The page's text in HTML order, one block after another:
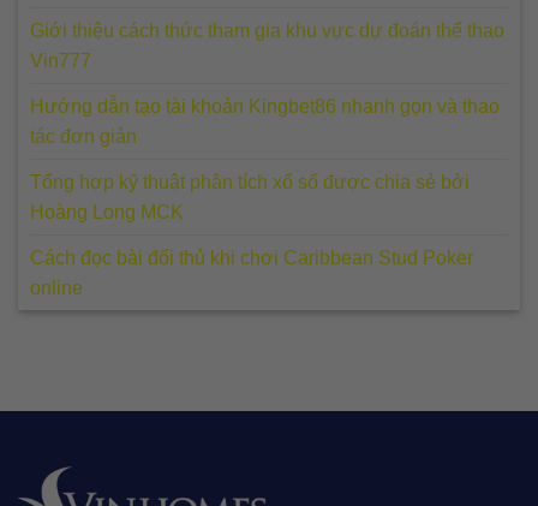
Giới thiệu cách thức tham gia khu vực dự đoán thể thao
Vin777
Hướng dẫn tạo tài khoản Kingbet86 nhanh gọn và thao
tác đơn giản
Tổng hợp kỹ thuật phân tích xổ số được chia sẻ bởi
Hoàng Long MCK
Cách đọc bài đối thủ khi chơi Caribbean Stud Poker
online